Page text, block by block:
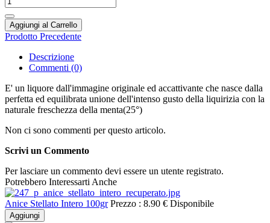
Aggiungi al Carrello
Prodotto Precedente
Descrizione
Commenti (0)
E' un liquore dall'immagine originale ed accattivante che nasce dalla
perfetta ed equilibrata unione dell'intenso gusto della liquirizia con la
naturale freschezza della menta(25°)
Non ci sono commenti per questo articolo.
Scrivi un Commento
Per lasciare un commento devi essere un utente registrato.
Potrebbero Interessarti Anche
Anice Stellato Intero 100gr Prezzo : 8.90 € Disponibile
Aggiungi